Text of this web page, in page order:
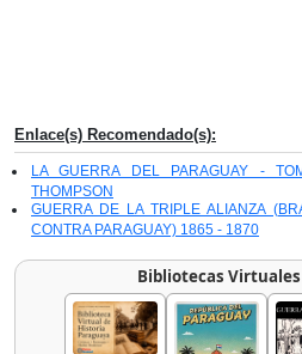
Enlace(s) Recomendado(s):
LA GUERRA DEL PARAGUAY -
THOMPSON
GUERRA DE LA TRIPLE ALIANZA
CONTRA PARAGUAY) 1865 - 1870
Bibliotecas